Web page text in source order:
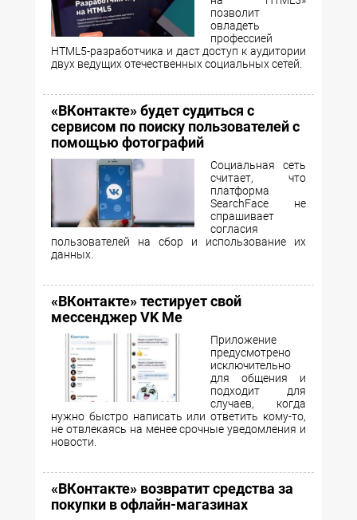
позволит
овладеть
профессией
HTML5-разработчика и даст доступ к аудитории
двух ведущих отечественных социальных сетей.
«ВКонтакте» будет судиться с
сервисом по поиску пользователей с
помощью фотографий
Социальная сеть
считает, что
платформа
SearchFace не
спрашивает
согласия
пользователей на сбор и использование их
данных.
«ВКонтакте» тестирует свой
мессенджер VK Me
Приложение
предусмотрено
исключительно
для общения и
подходит для
случаев, когда
нужно быстро написать или ответить кому-то,
не отвлекаясь на менее срочные уведомления и
новости.
«ВКонтакте» возвратит средства за
покупки в офлайн-магазинах